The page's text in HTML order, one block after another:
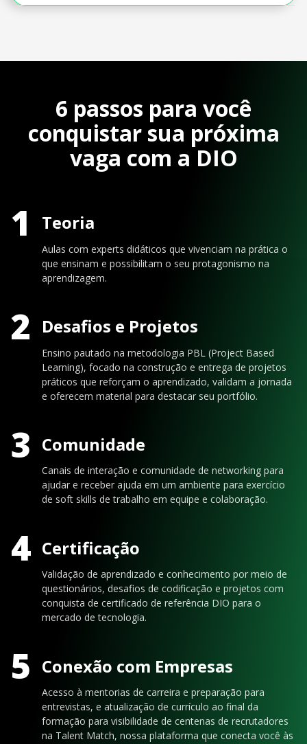
6 passos para você
conquistar sua próxima
vaga com a DIO
1 Teoria
Aulas com experts didáticos que vivenciam na prática o
que ensinam e possibilitam o seu protagonismo na
aprendizagem.
2 Desafios e Projetos
Ensino pautado na metodologia PBL (Project Based
Learning), focado na construção e entrega de projetos
práticos que reforçam o aprendizado, validam a jornada
e oferecem material para destacar seu portfólio.
3 Comunidade
Canais de interação e comunidade de networking para
ajudar e receber ajuda em um ambiente para exercício
de soft skills de trabalho em equipe e colaboração.
4 Certificação
Validação de aprendizado e conhecimento por meio de
questionários, desafios de codificação e projetos com
conquista de certificado de referência DIO para o
mercado de tecnologia.
5 Conexão com Empresas
Acesso à mentorias de carreira e preparação para
entrevistas, e atualização de currículo ao final da
formação para visibilidade de centenas de recrutadores
na Talent Match, nossa plataforma que conecta você às